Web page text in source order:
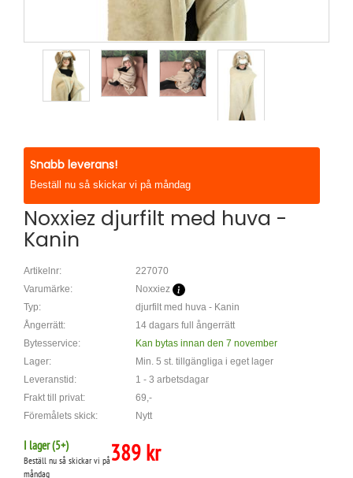
Snabb leverans!
Beställ nu så skickar vi på måndag
Noxxiez djurfilt med huva -
Kanin
Artikelnr:
227070
Varumärke:
Noxxiez
Typ:
djurfilt med huva - Kanin
Ångerrätt:
14 dagars full ångerrätt
Bytesservice:
Kan bytas innan den 7 november
Lager:
Min. 5 st. tillgängliga i eget lager
Leveranstid:
1 - 3 arbetsdagar
Frakt till privat:
69,-
Föremålets skick:
Nytt
I lager (5+)
Beställ nu så skickar vi på
måndag
389 kr